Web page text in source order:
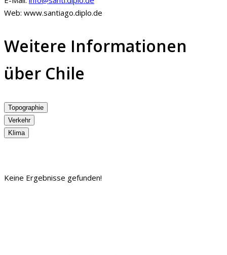
Web: www.santiago.diplo.de
Weitere Informationen
über Chile
Topographie
Verkehr
Klima
Keine Ergebnisse gefunden!